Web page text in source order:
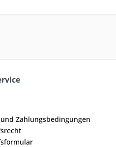
Zahlungsbedingungen